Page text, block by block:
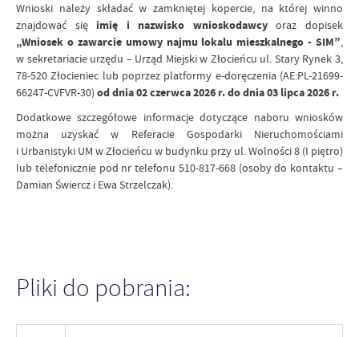
Wnioski należy składać w zamkniętej kopercie, na której winno
znajdować się imię i nazwisko wnioskodawcyoraz dopisek
„Wniosek o zawarcie umowy najmu lokalu mieszkalnego - SIM”,
w sekretariacie urzędu – Urząd Miejski w Złocieńcu ul. Stary Rynek 3,
78-520 Złocieniec lub poprzez platformy e-doręczenia (AE:PL-21699-
66247-CVFVR-30) od dnia 02 czerwca 2026 r. do dnia 03 lipca 2026 r.
Dodatkowe szczegółowe informacje dotyczące naboru wniosków
można uzyskać w Referacie Gospodarki Nieruchomościami
i Urbanistyki UM w Złocieńcu w budynku przy ul. Wolności 8 (I piętro)
lub telefonicznie pod nr telefonu 510-817-668 (osoby do kontaktu –
Damian Świercz i Ewa Strzelczak).
Pliki do pobrania: